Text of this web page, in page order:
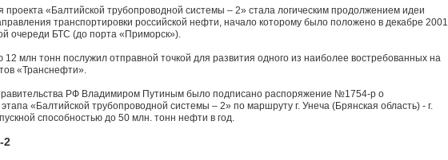
проекта «Балтийской трубопроводной системы – 2» стала логическим продолжением идеи
транспортировки российской нефти, начало которому было положено в декабре 2001
очереди БТС (до порта «Приморск»).
млн тонн послужил отправной точкой для развития одного из наиболее востребованных на
«Транснефти».
РФ Владимиром Путиным было подписано распоряжение №1754-р о
«Балтийской трубопроводной системы – 2» по маршруту г. Унеча (Брянская область) - г.
способностью до 50 млн. тонн нефти в год.
2